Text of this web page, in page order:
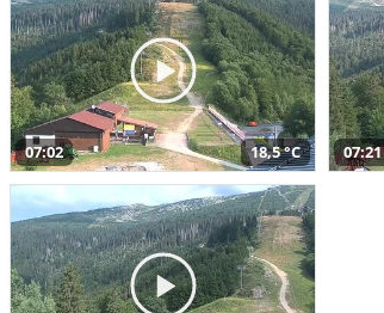
07:02 18,5 °C 07:21